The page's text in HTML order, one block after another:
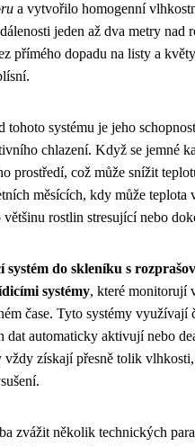
a vytvořilo homogenní
jeden až dva metry nad
přímého dopadu na listy a
systému je jeho
chlazení. Když se jemné
prostředí, což může snížit
měsících, kdy může teplota
rostlin stresující nebo
systém do skleníku s
systémy, které monitorují
čase. Tyto systémy využívají
dat automaticky aktivují nebo
vždy získají přesně tolik
zvážit několik technických